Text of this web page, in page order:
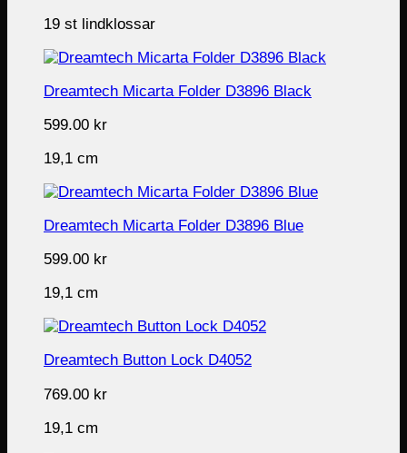
19 st lindklossar
Dreamtech Micarta Folder D3896 Black
599.00 kr
19,1 cm
Dreamtech Micarta Folder D3896 Blue
599.00 kr
19,1 cm
Dreamtech Button Lock D4052
769.00 kr
19,1 cm